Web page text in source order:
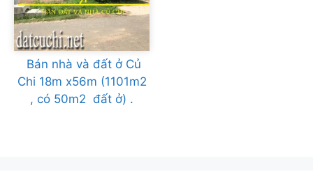
Bán nhà và đất ở Củ
Chi 18m x56m (1101m2
, có 50m2 đất ở) .